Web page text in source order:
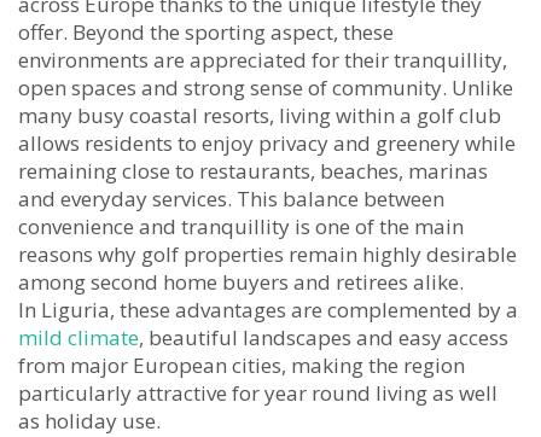
offer. Beyond the sporting aspect, these
environments are appreciated for their tranquillity,
open spaces and strong sense of community. Unlike
many busy coastal resorts, living within a golf club
allows residents to enjoy privacy and greenery while
remaining close to restaurants, beaches, marinas
and everyday services. This balance between
convenience and tranquillity is one of the main
reasons why golf properties remain highly desirable
among second home buyers and retirees alike.
In Liguria, these advantages are complemented by a
mild climate, beautiful landscapes and easy access
from major European cities, making the region
particularly attractive for year round living as well
as holiday use.